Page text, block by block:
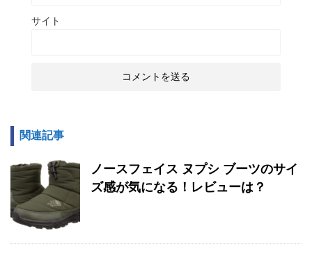
サイト
関連記事
ノースフェイス ヌプシ ブーツのサイ
ズ感が気になる！レビューは？